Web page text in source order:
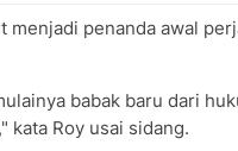
menjadi penanda awal
babak baru dari
kata Roy usai sidang.